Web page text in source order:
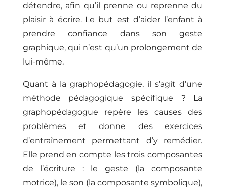
détendre, afin qu’il prenne ou reprenne du
plaisir à écrire. Le but est d’aider l’enfant à
prendre confiance dans son geste
graphique, qui n’est qu’un prolongement de
lui-même.
Quant à la graphopédagogie, il s’agit d’une
méthode pédagogique spécifique ? La
graphopédagogue repère les causes des
problèmes et donne des exercices
d’entraînement permettant d’y remédier.
Elle prend en compte les trois composantes
de l’écriture : le geste (la composante
motrice), le son (la composante symbolique),